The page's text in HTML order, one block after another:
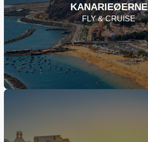
KANARIEØERNE
FLY & CRUISE